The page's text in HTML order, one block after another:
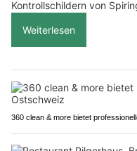
Kontrollschildern von
Weiterlesen
360 clean & more bietet